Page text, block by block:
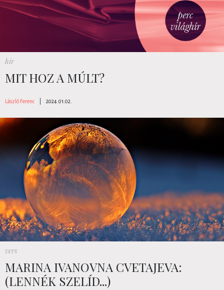
hír
MIT HOZ A MÚLT?
László Ferenc 2024.01.02.
vers
MARINA IVANOVNA CVETAJEVA:
(LENNÉK SZELÍD...)